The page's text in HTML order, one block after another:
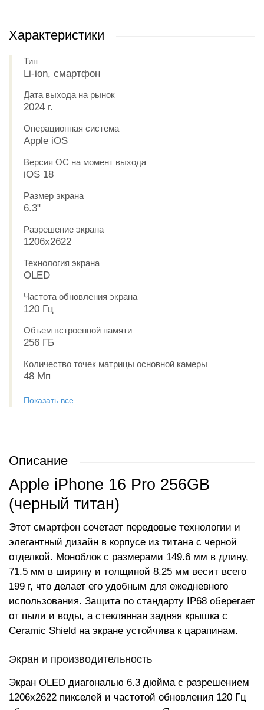
Характеристики
Тип
Li-ion, смартфон
Дата выхода на рынок
2024 г.
Операционная система
Apple iOS
Версия ОС на момент выхода
iOS 18
Размер экрана
6.3"
Разрешение экрана
1206x2622
Технология экрана
OLED
Частота обновления экрана
120 Гц
Объем встроенной памяти
256 ГБ
Количество точек матрицы основной камеры
48 Мп
Показать все
Описание
Apple iPhone 16 Pro 256GB
(черный титан)
Этот смартфон сочетает передовые технологии и
элегантный дизайн в корпусе из титана с черной
отделкой. Моноблок с размерами 149.6 мм в длину,
71.5 мм в ширину и толщиной 8.25 мм весит всего
199 г, что делает его удобным для ежедневного
использования. Защита по стандарту IP68 оберегает
от пыли и воды, а стеклянная задняя крышка с
Ceramic Shield на экране устойчива к царапинам.
Экран и производительность
Экран OLED диагональю 6.3 дюйма с разрешением
1206x2622 пикселей и частотой обновления 120 Гц